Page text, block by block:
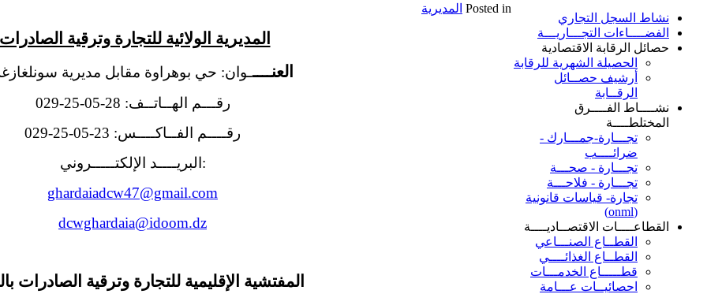
Posted in المديرية
المديرية الولائية للتجارة وترقية الصادرات
العنـــــوان: حي بوهراوة مقابل مديرية
رقـــم الهــاتــف: 28-05-25-029
رقــــم الفــاكــــس: 23-05-25-029
:البريــــد الإلكتـــــروني
ghardaiadcw47@gmail.com
dcwghardaia@idoom.dz
المفتشية الإقليمية للتجارة وترقية الصادرات
نشاط السجل التجاري
الفضــــاءات التجـــاريـــة
حصائل الرقابة الاقتصادية
الحصيلة الشهرية للرقابة
أرشيف حصــائل
الرقــابة
نشــــاط الفــــرق
المختلطــــة
تجـــارة-جمـــارك -
ضرائــــب
تجـــارة - صحـــة
تجـــارة - فلاحـــة
تجارة- قياسات قانونية
(onml)
القطاعــــات الاقتصــاديــــة
القطــاع الصنـــاعي
القطــاع الغذائــــي
قطـــــاع الخدمـــات
احصائيــات عـــامة